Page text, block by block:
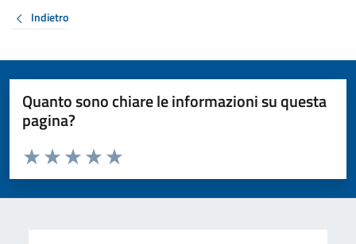
Indietro
Quanto sono chiare le informazioni su questa
pagina?
Valuta da 1 a 5 stelle la pagina
Valuta 5 stelle su 5
Valuta 4 stelle su 5
Valuta 3 stelle su 5
Valuta 2 stelle su 5
Valuta 1 stelle su 5